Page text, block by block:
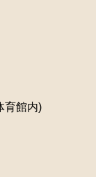
育館内)